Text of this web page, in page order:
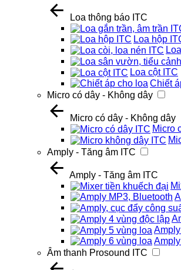
Loa thông báo ITC
Loa hộp
Loa cột ITC
Chiết
Micro có dây - Không dây
Micro có dây - Không dây
Micro
Amply - Tăng âm ITC
Amply - Tăng âm ITC
Âm thanh Prosound ITC